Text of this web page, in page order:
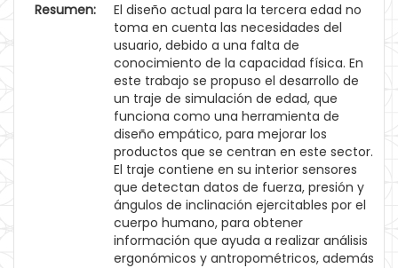
Resumen:
El diseño actual para la tercera edad no
toma en cuenta las necesidades del
usuario, debido a una falta de
conocimiento de la capacidad física. En
este trabajo se propuso el desarrollo de
un traje de simulación de edad, que
funciona como una herramienta de
diseño empático, para mejorar los
productos que se centran en este sector.
El traje contiene en su interior sensores
que detectan datos de fuerza, presión y
ángulos de inclinación ejercitables por el
cuerpo humano, para obtener
información que ayuda a realizar análisis
ergonómicos y antropométricos, además